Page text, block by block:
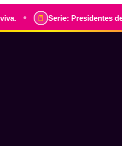
Serie: Presidentes de Guatemala,